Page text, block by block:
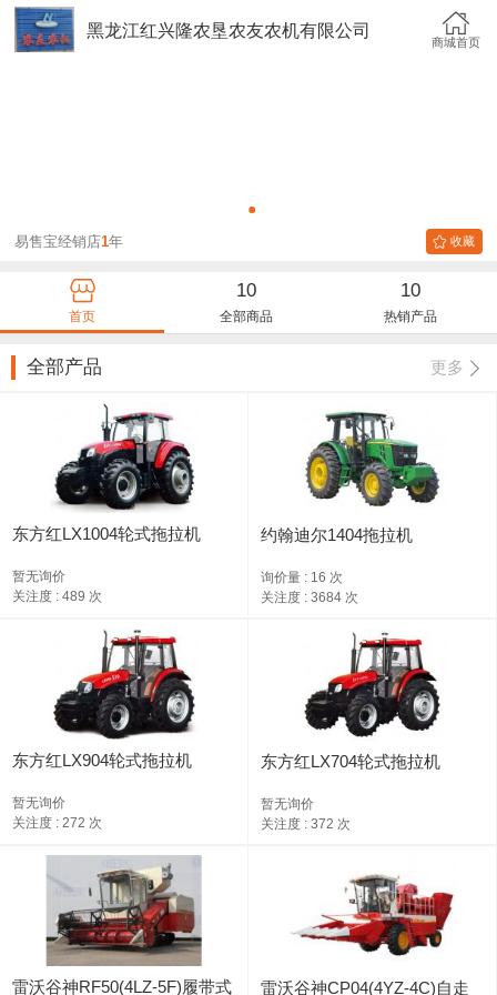
黑龙江红兴隆农垦农友农机有限公司
商城首页
易售宝经销店1年 收藏
首页
10
全部商品
10
热销产品
全部产品 更多
东方红LX1004轮式拖拉机
暂无询价
关注度 : 489 次
约翰迪尔1404拖拉机
询价量 : 16 次
关注度 : 3684 次
东方红LX904轮式拖拉机
暂无询价
关注度 : 272 次
东方红LX704轮式拖拉机
暂无询价
关注度 : 372 次
雷沃谷神RF50(4LZ-5F)履带式 雷沃谷神CP04(4YZ-4C)自走